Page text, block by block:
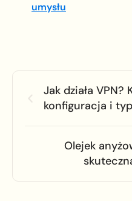
umysłu
Jak działa VPN?
konfiguracja i
Olejek